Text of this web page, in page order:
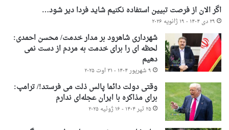
اگر الان از فرصت تبیین استفاده نکنیم شاید فردا دیر شود…
۲۹ دی ۱۴۰۴ - ۱۹ ژانویه ۲۰۲۶
شهرداری شاهرود بر مدار خدمت/ محسن احمدی:
لحظه ای را برای خدمت به مردم از دست نمی
دهیم
۹ شهریور ۱۴۰۴ - ۳۱ اوت ۲۰۲۵
وقتی دولت دائما پالس ذلت می فرستد!/ ترامپ:
برای مذاکره با ایران عجله‌ای ندارم
۲۵ تیر ۱۴۰۴ - ۱۶ ژوئیه ۲۰۲۵